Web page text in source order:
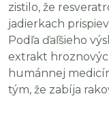
zistilo, že
jadierkach
Podľa ďaľšieho
extrakt
humánnej
tým, že zabíja